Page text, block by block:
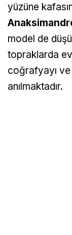
yüzüne
model de
topraklarda
coğrafyayı
anılmaktadır.